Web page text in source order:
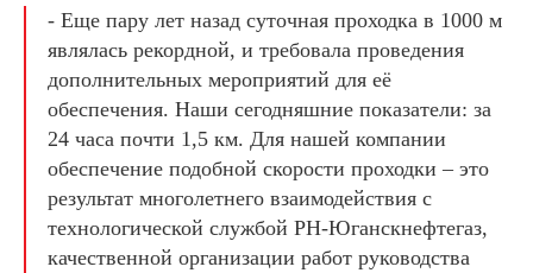
- Еще пару лет назад суточная проходка в 1000 м
являлась рекордной, и требовала проведения
дополнительных мероприятий для её
обеспечения. Наши сегодняшние показатели: за
24 часа почти 1,5 км. Для нашей компании
обеспечение подобной скорости проходки – это
результат многолетнего взаимодействия с
технологической службой РН-Юганскнефтегаз,
качественной организации работ руководства